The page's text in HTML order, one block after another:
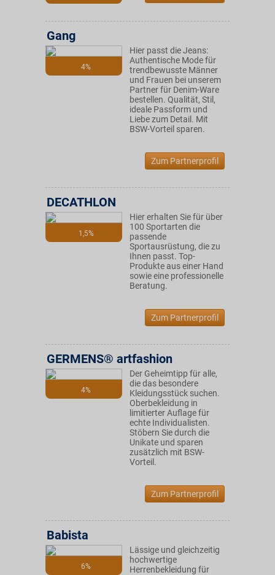
4%
Gang
Hier passt die Jeans:
Authentische Mode für
trendbewusste Männer
und Frauen bei unserem
Partner für Denim-Ware
bestellen. Qualität, Stil,
ideale Passform und
Liebe zum Detail. Mit
BSW-Vorteil sparen.
Zum Partnerprofil
1,5%
DECATHLON
Hier erhalten Sie für über
100 Sportarten die
passende
Sportausrüstung, die zu
Ihnen passt. Top-
Produkte aus einer Hand
sowie eine professionelle
Beratung.
Zum Partnerprofil
4%
GERMENS® artfashion
Der Geheimtipp für alle,
die das besondere
Kleidungsstück suchen.
Oberbekleidung in
limitierter Auflage für
echte Individualisten.
Stöbern Sie durch die
Unikate und sparen
zusätzlich mit BSW-
Vorteil.
Zum Partnerprofil
6%
Babista
Lässige und gleichzeitig
hochwertige
Herrenbekleidung für